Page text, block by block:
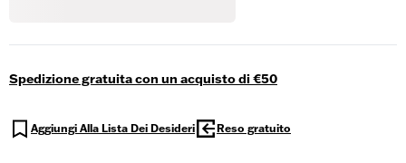
Spedizione gratuita con un acquisto di €50
Aggiungi Alla Lista Dei Desideri Reso gratuito